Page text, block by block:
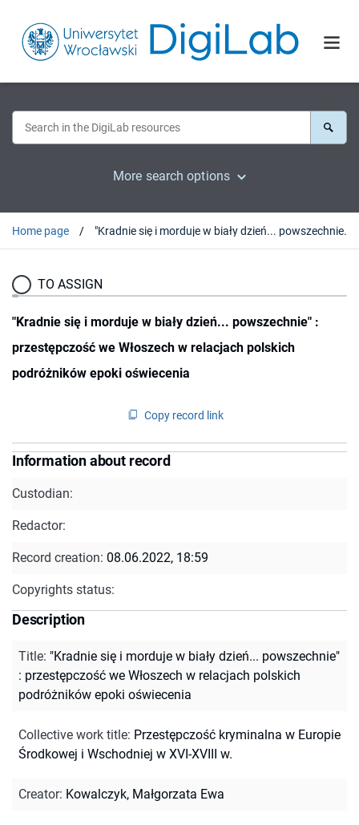
More search options
Home page "Kradnie się i morduje w biały dzień... powszechnie" : przestępczość we Włoszech w relacjach polskich podróżników epoki oświecenia
TO ASSIGN
"Kradnie się i morduje w biały dzień... powszechnie" :
przestępczość we Włoszech w relacjach polskich
podróżników epoki oświecenia
Copy record link
Information about record
Custodian:
Redactor:
Record creation: 08.06.2022, 18:59
Copyrights status:
Description
Title: "Kradnie się i morduje w biały dzień... powszechnie"
: przestępczość we Włoszech w relacjach polskich
podróżników epoki oświecenia
Collective work title: Przestępczość kryminalna w Europie
Środkowej i Wschodniej w XVI-XVIII w.
Creator: Kowalczyk, Małgorzata Ewa